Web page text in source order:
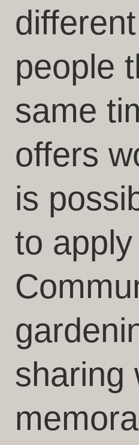
people
same
offers
is
to
sharing